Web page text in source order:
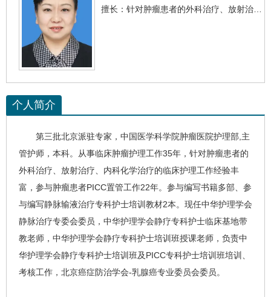
个人简介
第三批北京派驻专家，中国医学科学院肿瘤医院护理部 ,主
管护师，本科。从事临床肿瘤护理工作35年，针对肿瘤患者的
外科治疗、放射治疗、内科化学治疗的临床护理工作经验丰
富，参与肿瘤患者PICC置管工作22年。参与编写书籍多部、参
与编写静脉输液治疗专科护士培训教材2本。现任中华护理学会
静脉治疗专委会委员，中华护理学会静疗专科护士临床基地带
教老师，中华护理学会静疗专科护士培训班授课老师，负责中
华护理学会静疗专科护士培训班及PICC专科护士培训班培训、
考核工作，北京癌症防治学会-乳腺癌专业委员会委员。